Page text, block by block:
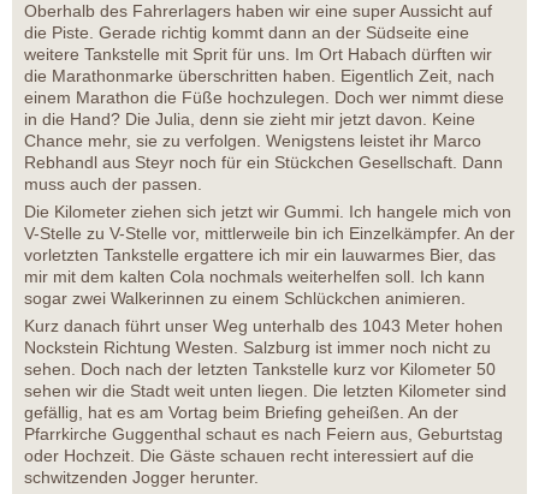
Oberhalb des Fahrerlagers haben wir eine super Aussicht auf
die Piste. Gerade richtig kommt dann an der Südseite eine
weitere Tankstelle mit Sprit für uns. Im Ort Habach dürften wir
die Marathonmarke überschritten haben. Eigentlich Zeit, nach
einem Marathon die Füße hochzulegen. Doch wer nimmt diese
in die Hand? Die Julia, denn sie zieht mir jetzt davon. Keine
Chance mehr, sie zu verfolgen. Wenigstens leistet ihr Marco
Rebhandl aus Steyr noch für ein Stückchen Gesellschaft. Dann
muss auch der passen.
Die Kilometer ziehen sich jetzt wir Gummi. Ich hangele mich von
V-Stelle zu V-Stelle vor, mittlerweile bin ich Einzelkämpfer. An der
vorletzten Tankstelle ergattere ich mir ein lauwarmes Bier, das
mir mit dem kalten Cola nochmals weiterhelfen soll. Ich kann
sogar zwei Walkerinnen zu einem Schlückchen animieren.
Kurz danach führt unser Weg unterhalb des 1043 Meter hohen
Nockstein Richtung Westen. Salzburg ist immer noch nicht zu
sehen. Doch nach der letzten Tankstelle kurz vor Kilometer 50
sehen wir die Stadt weit unten liegen. Die letzten Kilometer sind
gefällig, hat es am Vortag beim Briefing geheißen. An der
Pfarrkirche Guggenthal schaut es nach Feiern aus, Geburtstag
oder Hochzeit. Die Gäste schauen recht interessiert auf die
schwitzenden Jogger herunter.